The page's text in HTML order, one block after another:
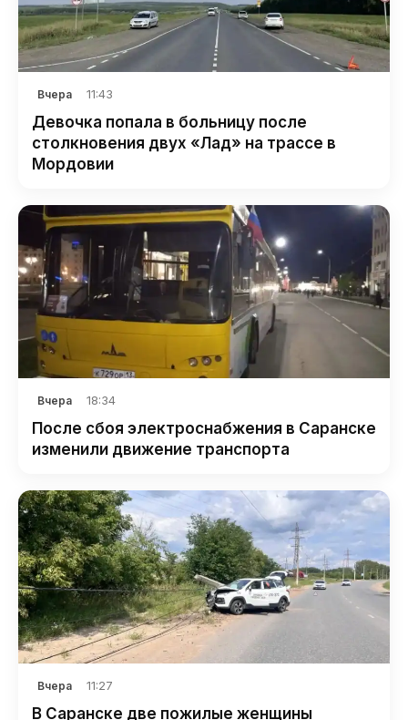
Вчера 11:43
Девочка попала в больницу после
столкновения двух «Лад» на трассе в
Мордовии
Вчера 18:34
После сбоя электроснабжения в Саранске
изменили движение транспорта
Вчера 11:27
В Саранске две пожилые женщины